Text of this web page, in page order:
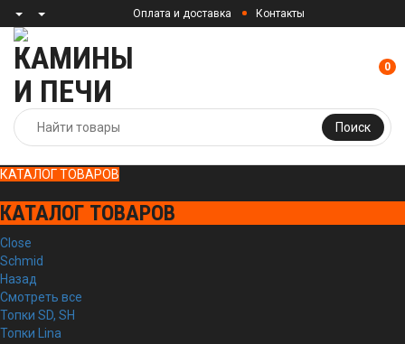
Оплата и доставка Контакты
Поиск
0
КАТАЛОГ ТОВАРОВ
КАТАЛОГ ТОВАРОВ
Close
Schmid
Назад
Смотреть все
Топки SD, SH
Топки Lina